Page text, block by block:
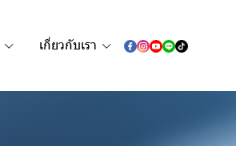
เกี่ยวกับเรา